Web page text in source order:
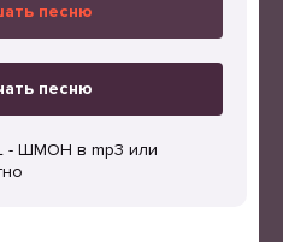
песню
песню
- ШМОН в mp3 или